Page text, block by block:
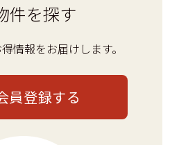
件を探す
情報をお届けします。
員登録する